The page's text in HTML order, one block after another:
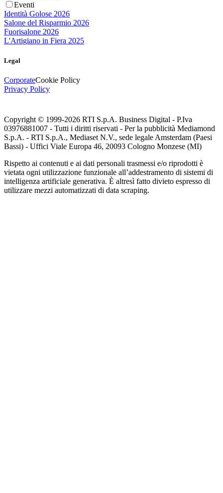
Eventi
Identità Golose 2026
Salone del Risparmio 2026
Fuorisalone 2026
L'Artigiano in Fiera 2025
Legal
CorporateCookie Policy
Privacy Policy
Copyright © 1999-2026 RTI S.p.A. Business Digital - P.Iva
03976881007 - Tutti i diritti riservati - Per la pubblicità Mediamond
S.p.A. - RTI S.p.A., Mediaset N.V., sede legale Amsterdam (Paesi
Bassi) - Uffici Viale Europa 46, 20093 Cologno Monzese (MI)
Rispetto ai contenuti e ai dati personali trasmessi e/o riprodotti è
vietata ogni utilizzazione funzionale all’addestramento di sistemi di
intelligenza artificiale generativa. È altresì fatto divieto espresso di
utilizzare mezzi automatizzati di data scraping.